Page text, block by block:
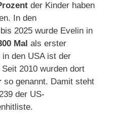
der Kinder haben
In den
2025 wurde Evelin in
Mal als erster
den USA ist der
2010 wurden dort
so genannt. Damit steht
der US-